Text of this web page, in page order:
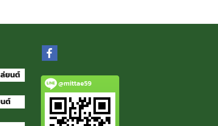
@mittae59